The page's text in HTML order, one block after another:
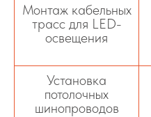
Монтаж кабельных
трасс для LED-
освещения
Установка
потолочных
шинопроводов